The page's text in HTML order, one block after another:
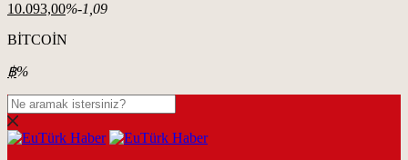
10.093,00%-1,09
BİTCOİN
฿%